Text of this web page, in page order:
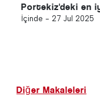
Portekiz'deki en
İçinde - 27 Jul 2025
Diğer Makaleleri